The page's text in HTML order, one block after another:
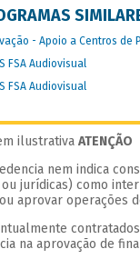
- Apoio a Centros de
FSA Audiovisual
FSA Audiovisual
ATENÇÃO
nem indica
jurídicas) como
aprovar operações
contratados
na aprovação de